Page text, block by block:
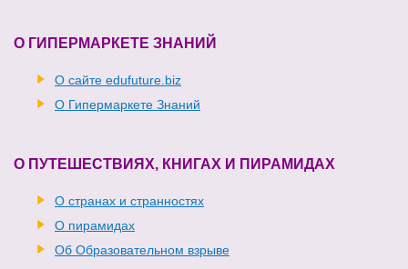
О ГИПЕРМАРКЕТЕ ЗНАНИЙ
О сайте edufuture.biz
О Гипермаркете Знаний
О ПУТЕШЕСТВИЯХ, КНИГАХ И ПИРАМИДАХ
О странах и странностях
О пирамидах
Об Образовательном взрыве